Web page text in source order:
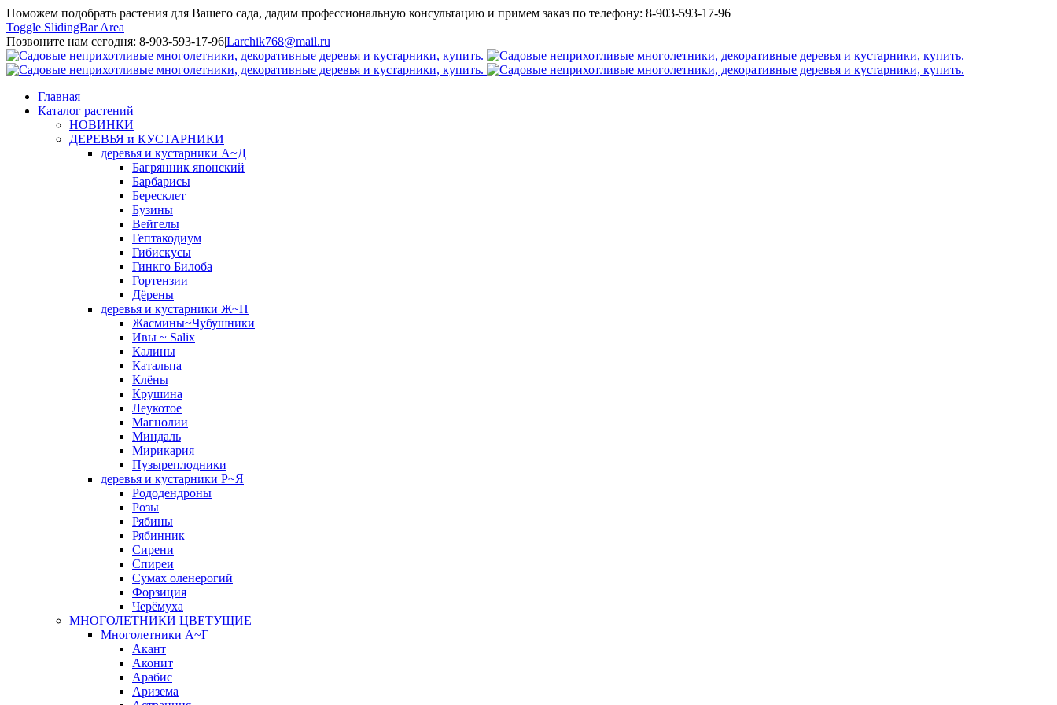
Поможем подобрать растения для Вашего сада, дадим профессиональную консультацию и примем заказ по телефону: 8-903-593-17-96
Toggle SlidingBar Area
Позвоните нам сегодня: 8-903-593-17-96|Larchik768@mail.ru
Главная
Каталог растений
НОВИНКИ
ДЕРЕВЬЯ и КУСТАРНИКИ
деревья и кустарники А~Д
Багрянник японский
Барбарисы
Бересклет
Бузины
Вейгелы
Гептакодиум
Гибискусы
Гинкго Билоба
Гортензии
Дёрены
деревья и кустарники Ж~П
Жасмины~Чубушники
Ивы ~ Salix
Калины
Катальпа
Клёны
Крушина
Леукотое
Магнолии
Миндаль
Мирикария
Пузыреплодники
деревья и кустарники Р~Я
Рододендроны
Розы
Рябины
Рябинник
Сирени
Спиреи
Сумах оленерогий
Форзиция
Черёмуха
МНОГОЛЕТНИКИ ЦВЕТУЩИЕ
Многолетники А~Г
Акант
Аконит
Арабис
Аризема